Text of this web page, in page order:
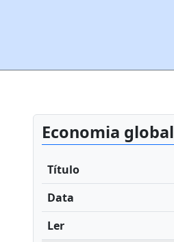
Economia global
Título
Data
Ler